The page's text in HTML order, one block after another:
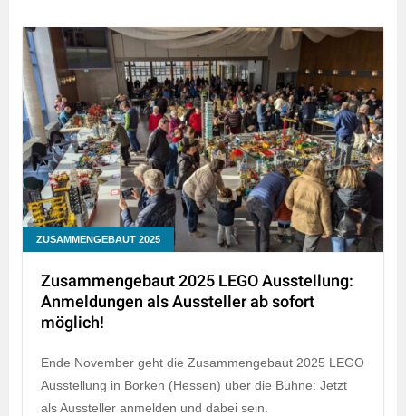
ZUSAMMENGEBAUT 2025
Zusammengebaut 2025 LEGO Ausstellung:
Anmeldungen als Aussteller ab sofort
möglich!
Ende November geht die Zusammengebaut 2025 LEGO
Ausstellung in Borken (Hessen) über die Bühne: Jetzt
als Aussteller anmelden und dabei sein.